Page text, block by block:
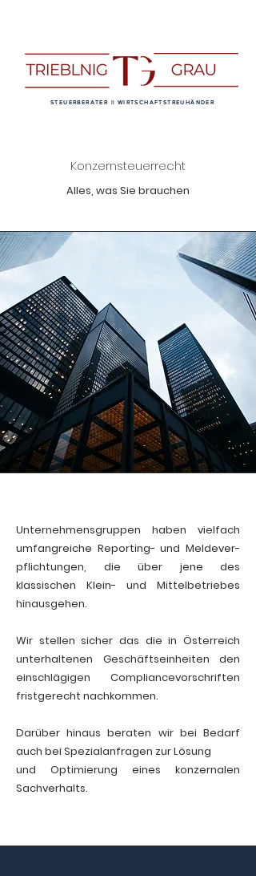
STEUERBERATER || WIRTSCHAFTSTREUHÄNDER
Konzernsteuerrecht
Alles, was Sie brauchen
Unternehmensgruppen haben vielfach
umfangreiche Reporting- und Meldever-
pflichtungen, die über jene des
klassischen Klein- und Mittelbetriebes
hinausgehen.
Wir stellen sicher das die in Österreich
unterhaltenen Geschäftseinheiten den
einschlägigen Compliancevorschriften
fristgerecht nachkommen.
Darüber hinaus beraten wir bei Bedarf
auch bei Spezialanfragen zur Lösung
und Optimierung eines konzernalen
Sachverhalts.